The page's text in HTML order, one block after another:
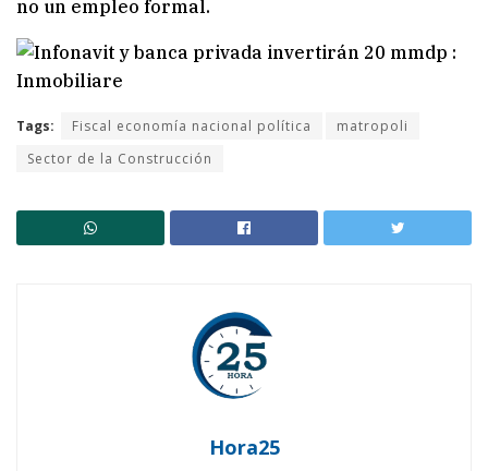
no un empleo formal.
Tags: Fiscal economía nacional política
matropoli
Sector de la Construcción
Hora25